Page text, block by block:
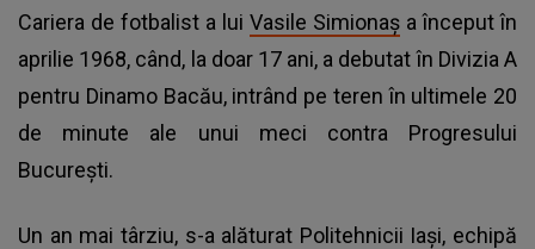
Cariera de fotbalist a lui Vasile Simionaș a început în
aprilie 1968, când, la doar 17 ani, a debutat în Divizia A
pentru Dinamo Bacău, intrând pe teren în ultimele 20
de minute ale unui meci contra Progresului
București.
Un an mai târziu, s-a alăturat Politehnicii Iași, echipă